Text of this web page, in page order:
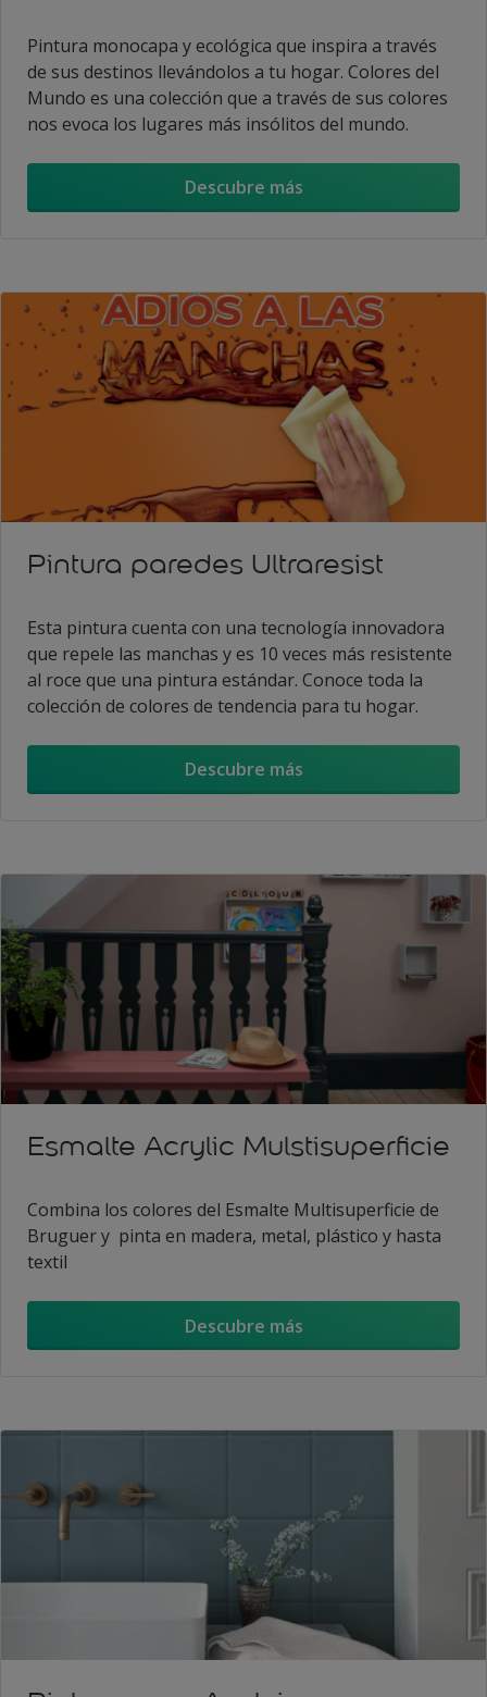
Pintura monocapa y ecológica que inspira a través
de sus destinos llevándolos a tu hogar. Colores del
Mundo es una colección que a través de sus colores
nos evoca los lugares más insólitos del mundo.
Descubre más
Pintura paredes Ultraresist
Esta pintura cuenta con una tecnología innovadora
que repele las manchas y es 10 veces más resistente
al roce que una pintura estándar. Conoce toda la
colección de colores de tendencia para tu hogar.
Descubre más
Esmalte Acrylic Mulstisuperficie
Combina los colores del Esmalte Multisuperficie de
Bruguer y pinta en madera, metal, plástico y hasta
textil
Descubre más